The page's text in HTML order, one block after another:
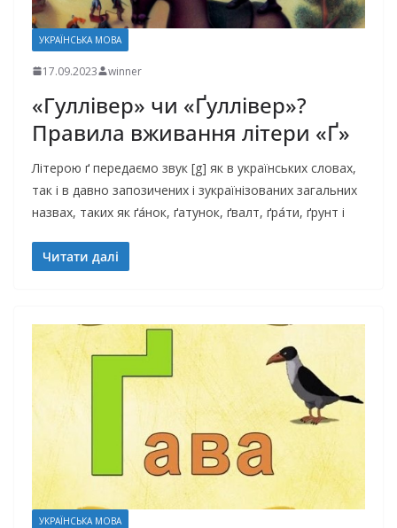
УКРАЇНСЬКА МОВА
17.09.2023 winner
«Гуллівер» чи «Ґуллівер»?
Правила вживання літери «Ґ»
Літерою ґ передаємо звук [g] як в українських словах,
так і в давно запозичених і зукраїнізованих загальних
назвах, таких як ґа́нок, ґатунок, ґвалт, ґра́ти, ґрунт і
Читати далі
УКРАЇНСЬКА МОВА